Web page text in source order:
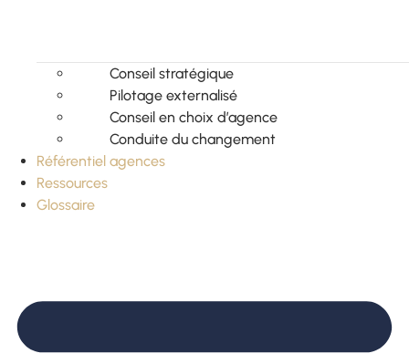
Conseil stratégique
Pilotage externalisé
Conseil en choix d’agence
Conduite du changement
Référentiel agences
Ressources
Glossaire